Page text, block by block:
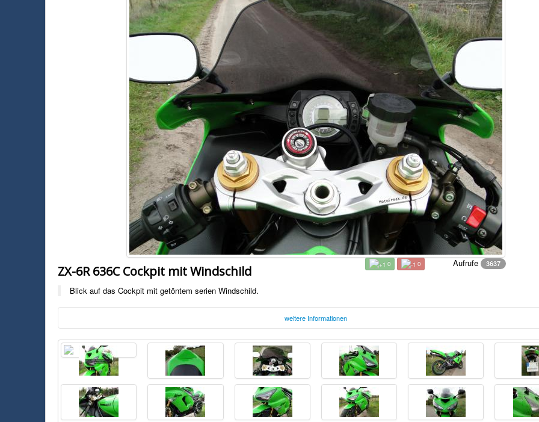
ZX-6R 636C Cockpit mit Windschild 0 0 Aufrufe 3637
Blick auf das Cockpit mit getöntem serien Windschild.
weitere Informationen
Montag, 27. Oktober 2014 14:39
Blick auf das Cockpit mit getöntem serien Windschild.